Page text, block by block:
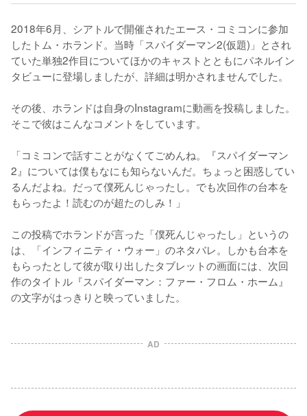
2018年6月、シアトルで開催されたエース・コミコンに参加
したトム・ホランド。当時「スパイダーマン2(仮題)」とされ
ていた単独2作目についてほかのキャストとともにパネルイン
タビューに登場しましたが、詳細は明かされませんでした。
その後、ホランドは自身のInstagramに動画を投稿しました。
そこで彼はこんなコメントをしています。
「コミコンで話すことがなくてごめんね。『スパイダーマン
2』については僕もなにも知らないんだ。ちょっと困惑してい
るんだよね。だって僕死んじゃったし。でも次回作の台本を
もらったよ！読むのが超たのしみ！」
この投稿でホランドが言った「僕死んじゃったし」というの
は、「インフィニティ・ウォー」のネタバレ。しかも台本を
もらったとして彼が取り出したタブレットの画面には、次回
作のタイトル『スパイダーマン：ファー・フロム・ホーム』
の文字がはっきりと映っていました。
AD